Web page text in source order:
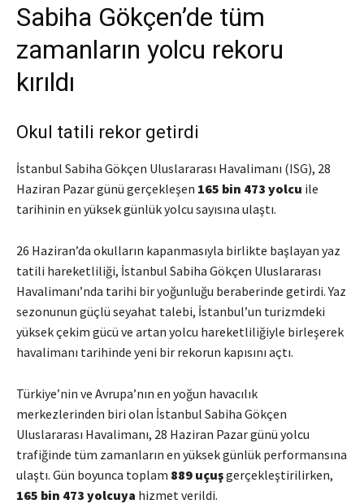
Sabiha Gökçen’de tüm
zamanların yolcu rekoru
kırıldı
Okul tatili rekor getirdi
İstanbul Sabiha Gökçen Uluslararası Havalimanı (ISG), 28
Haziran Pazar günü gerçekleşen 165 bin 473 yolcu ile
tarihinin en yüksek günlük yolcu sayısına ulaştı.
26 Haziran’da okulların kapanmasıyla birlikte başlayan yaz
tatili hareketliliği, İstanbul Sabiha Gökçen Uluslararası
Havalimanı’nda tarihi bir yoğunluğu beraberinde getirdi. Yaz
sezonunun güçlü seyahat talebi, İstanbul’un turizmdeki
yüksek çekim gücü ve artan yolcu hareketliliğiyle birleşerek
havalimanı tarihinde yeni bir rekorun kapısını açtı.
Türkiye’nin ve Avrupa’nın en yoğun havacılık
merkezlerinden biri olan İstanbul Sabiha Gökçen
Uluslararası Havalimanı, 28 Haziran Pazar günü yolcu
trafiğinde tüm zamanların en yüksek günlük performansına
ulaştı. Gün boyunca toplam 889 uçuşgerçekleştirilirken,
165 bin 473 yolcuya hizmet verildi.